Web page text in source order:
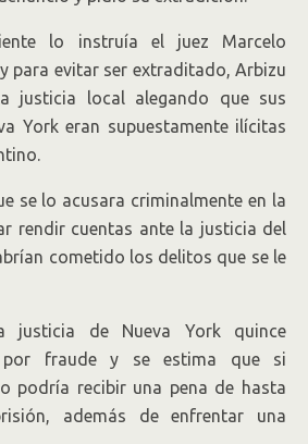
lo instruía el juez Marcelo
para evitar ser extraditado, Arbizu
justicia local alegando que sus
York eran supuestamente ilícitas
se lo acusara criminalmente en la
rendir cuentas ante la justicia del
cometido los delitos que se le
justicia de Nueva York quince
por fraude y se estima que si
podría recibir una pena de hasta
además de enfrentar una